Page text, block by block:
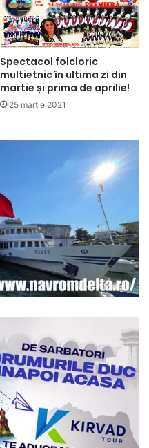
Spectacol folcloric
multietnic în ultima zi din
martie și prima de aprilie!
25 martie 2021